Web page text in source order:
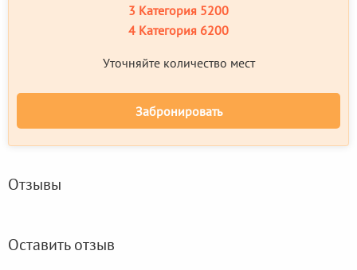
3 Категория 5200
4 Категория 6200
Уточняйте количество мест
Забронировать
Отзывы
Оставить отзыв